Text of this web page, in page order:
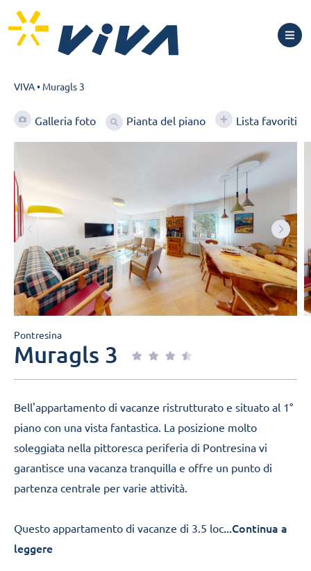
VIVA• Muragls 3
Galleria foto Pianta del piano Lista favoriti
Pontresina
Muragls 3
Bell'appartamento di vacanze ristrutturato e situato al 1°
piano con una vista fantastica. La posizione molto
soleggiata nella pittoresca periferia di Pontresina vi
garantisce una vacanza tranquilla e offre un punto di
partenza centrale per varie attività.
Questo appartamento di vacanze di 3.5 loc...Continua a
leggere